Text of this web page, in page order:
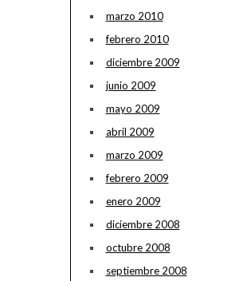
marzo 2010
febrero 2010
diciembre 2009
junio 2009
mayo 2009
abril 2009
marzo 2009
febrero 2009
enero 2009
diciembre 2008
octubre 2008
septiembre 2008